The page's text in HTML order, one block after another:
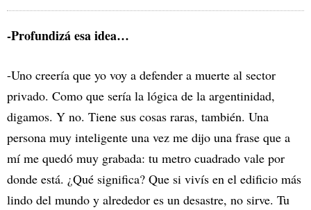
-Profundizá esa idea…
-Uno creería que yo voy a defender a muerte al sector
privado. Como que sería la lógica de la argentinidad,
digamos. Y no. Tiene sus cosas raras, también. Una
persona muy inteligente una vez me dijo una frase que a
mí me quedó muy grabada: tu metro cuadrado vale por
donde está. ¿Qué significa? Que si vivís en el edificio más
lindo del mundo y alrededor es un desastre, no sirve. Tu